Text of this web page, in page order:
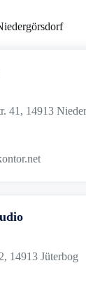
41, 14913
14913 Jüterbog